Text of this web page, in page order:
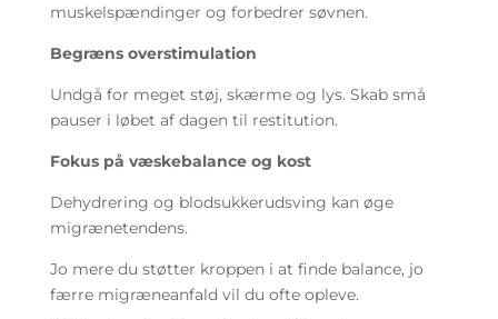
muskelspændinger og forbedrer søvnen.
Begræns overstimulation
Undgå for meget støj, skærme og lys. Skab små
pauser i løbet af dagen til restitution.
Fokus på væskebalance og kost
Dehydrering og blodsukkerudsving kan øge
migrænetendens.
Jo mere du støtter kroppen i at finde balance, jo
færre migræneanfald vil du ofte opleve.